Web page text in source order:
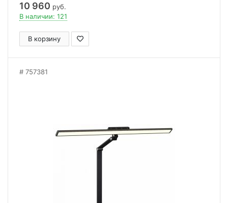
10 960 руб.
В наличии: 121
В корзину
757381